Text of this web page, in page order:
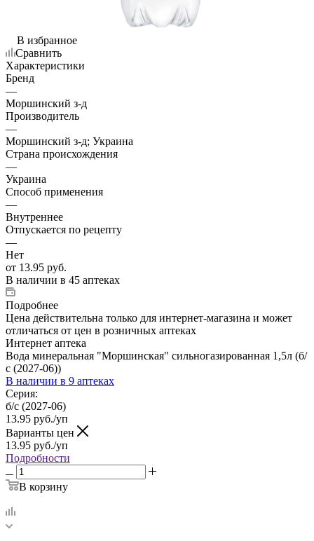
В избранное
Сравнить
Характеристики
Бренд
—
Моршинский з-д
Производитель
—
Моршинский з-д; Украина
Страна происхождения
—
Украина
Способ применения
—
Внутреннее
Отпускается по рецепту
—
Нет
от 13.95 руб.
В наличии в 45 аптеках
Подробнее
Цена действительна только для интернет-магазина и может
отличаться от цен в розничных аптеках
Интернет аптека
Вода минеральная "Моршинская" сильногазированная 1,5л (б/
с (2027-06))
В наличии в 9 аптеках
Серия:
б/с (2027-06)
13.95 руб./уп
Варианты цен
13.95 руб./уп
Подробности
В корзину